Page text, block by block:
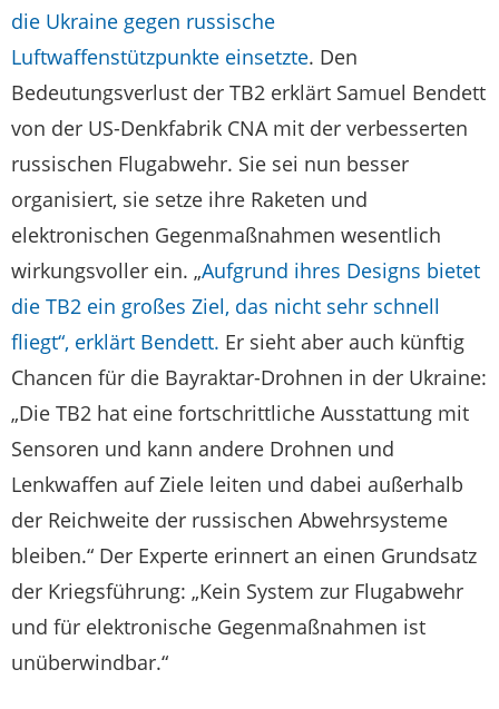
die Ukraine gegen russische
Luftwaffenstützpunkte einsetzte. Den
Bedeutungsverlust der TB2 erklärt Samuel Bendett
von der US-Denkfabrik CNA mit der verbesserten
russischen Flugabwehr. Sie sei nun besser
organisiert, sie setze ihre Raketen und
elektronischen Gegenmaßnahmen wesentlich
wirkungsvoller ein. „Aufgrund ihres Designs bietet
die TB2 ein großes Ziel, das nicht sehr schnell
fliegt“, erklärt Bendett. Er sieht aber auch künftig
Chancen für die Bayraktar-Drohnen in der Ukraine:
„Die TB2 hat eine fortschrittliche Ausstattung mit
Sensoren und kann andere Drohnen und
Lenkwaffen auf Ziele leiten und dabei außerhalb
der Reichweite der russischen Abwehrsysteme
bleiben.“ Der Experte erinnert an einen Grundsatz
der Kriegsführung: „Kein System zur Flugabwehr
und für elektronische Gegenmaßnahmen ist
unüberwindbar.“